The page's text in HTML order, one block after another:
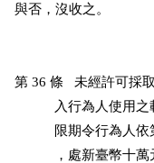
與否，沒收之。
第 36 條   未經許可採
入行為人使
限期令行為
，處新臺幣